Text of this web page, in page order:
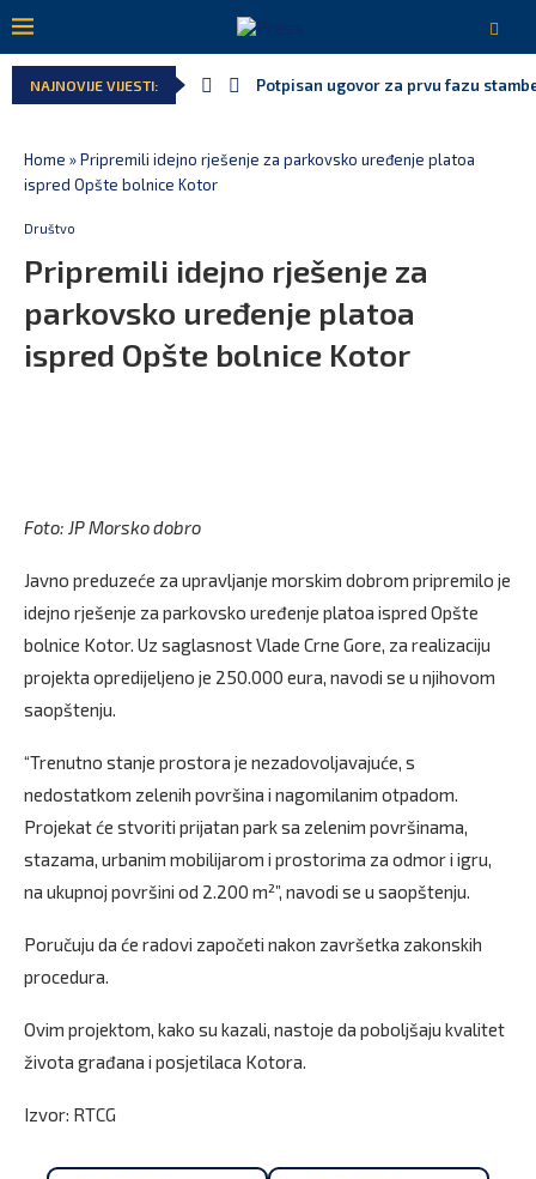
NAJNOVIJE VIJESTI: Potpisan ugovor za prvu fazu
Home »Pripremili idejno rješenje za parkovsko uređenje platoa
ispred Opšte bolnice Kotor
Društvo
Pripremili idejno rješenje za
parkovsko uređenje platoa
ispred Opšte bolnice Kotor
Foto: JP Morsko dobro
Javno preduzeće za upravljanje morskim dobrom pripremilo je
idejno rješenje za parkovsko uređenje platoa ispred Opšte
bolnice Kotor. Uz saglasnost Vlade Crne Gore, za realizaciju
projekta opredijeljeno je 250.000 eura, navodi se u njihovom
saopštenju.
“Trenutno stanje prostora je nezadovoljavajuće, s
nedostatkom zelenih površina i nagomilanim otpadom.
Projekat će stvoriti prijatan park sa zelenim površinama,
stazama, urbanim mobilijarom i prostorima za odmor i igru,
na ukupnoj površini od 2.200 m²”, navodi se u saopštenju.
Poručuju da će radovi započeti nakon završetka zakonskih
procedura.
Ovim projektom, kako su kazali, nastoje da poboljšaju kvalitet
života građana i posjetilaca Kotora.
Izvor: RTCG